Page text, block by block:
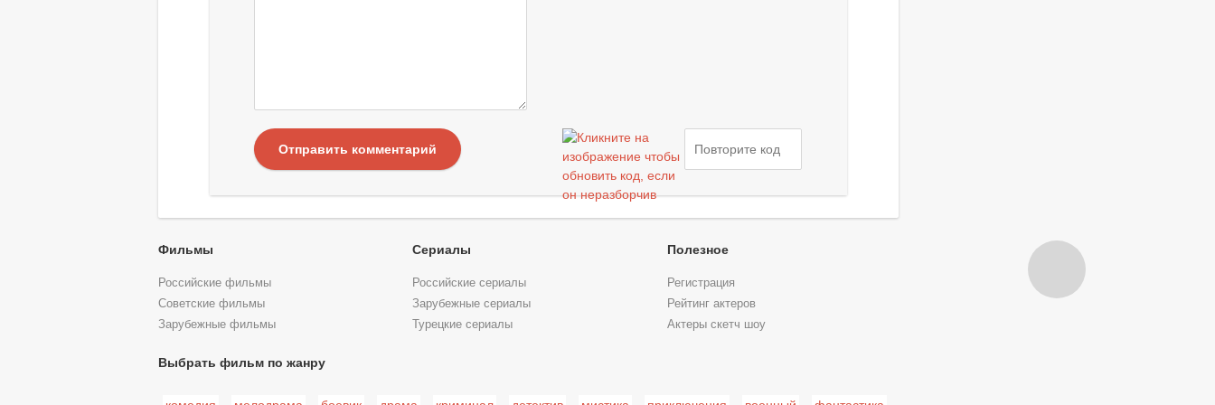
Отправить комментарий
Фильмы
Российские фильмы
Советские фильмы
Зарубежные фильмы
Сериалы
Российские сериалы
Зарубежные сериалы
Турецкие сериалы
Полезное
Регистрация
Рейтинг актеров
Актеры скетч шоу
Выбрать фильм по жанру